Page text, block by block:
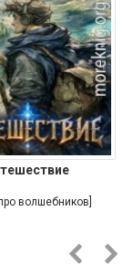
волшебников]